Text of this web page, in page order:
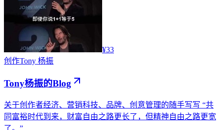
¥33
创作Tony 杨振
Tony杨振的Blog
关于创作者经济、营销科技、品牌、创意管理的随手写写 “共
同富裕时代到来，财富自由之路更长了，但精神自由之路更宽